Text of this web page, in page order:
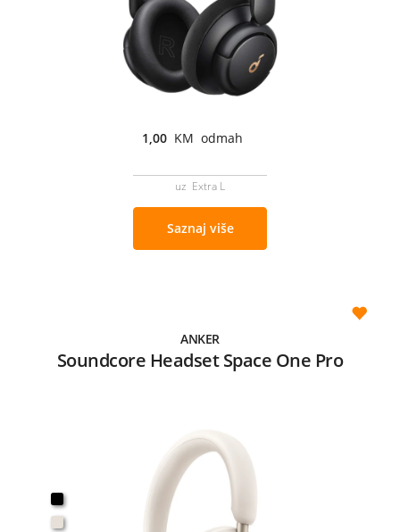
1,00 KM odmah
uz Extra L
Saznaj više
ANKER
Soundcore Headset Space One Pro